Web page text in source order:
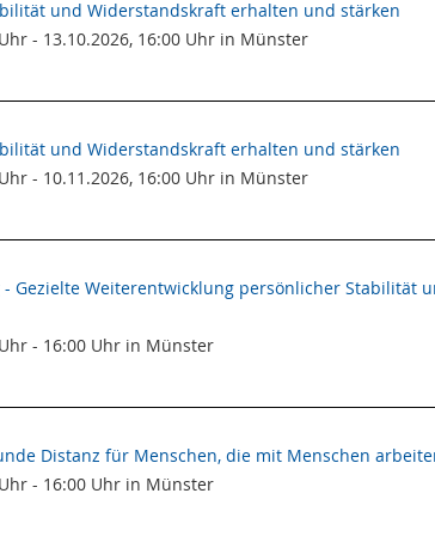
und Widerstandskraft erhalten und stärken
- 13.10.2026, 16:00 Uhr in Münster
und Widerstandskraft erhalten und stärken
- 10.11.2026, 16:00 Uhr in Münster
- Gezielte Weiterentwicklung persönlicher Stabilität
- 16:00 Uhr in Münster
Distanz für Menschen, die mit Menschen
- 16:00 Uhr in Münster